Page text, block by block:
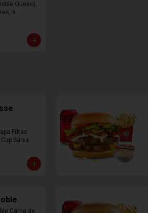
Queso),
6
Fritas
Salsa
Carne de